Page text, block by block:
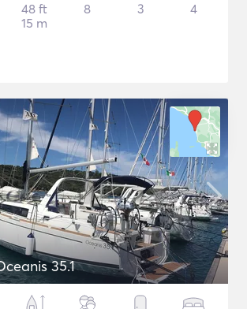
48 ft
15 m
8 3 4
35.1